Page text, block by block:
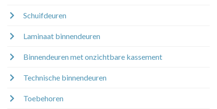
Schuifdeuren
Laminaat binnendeuren
Binnendeuren met onzichtbare kassement
Technische binnendeuren
Toebehoren